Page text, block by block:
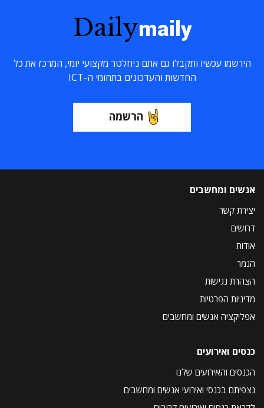
Dailymaily
הירשמו עכשיו ותקבלו גם אתם ניוזלטר מקצועי יומי, המרכז את כל
החדשות והעדכונים בתחומי ה-ICT
הרשמה
אנשים ומחשבים
יצירת קשר
דרושים
אודות
הנמר
הצהרת נגישות
מדיניות הפרטיות
אפליקציה אנשים ומחשבים
כנסים ואירועים
הכנסים והאירועים שלנו
נצפיתם בכנסי ואירועי אנשים ומחשבים